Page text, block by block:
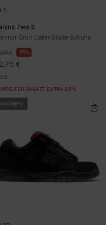
1
Zero S
Grün Leder-Skate-Schuhe
€ 55%
€
RABATT EXTRA 25 %